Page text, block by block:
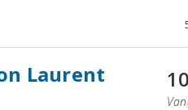
Laurent